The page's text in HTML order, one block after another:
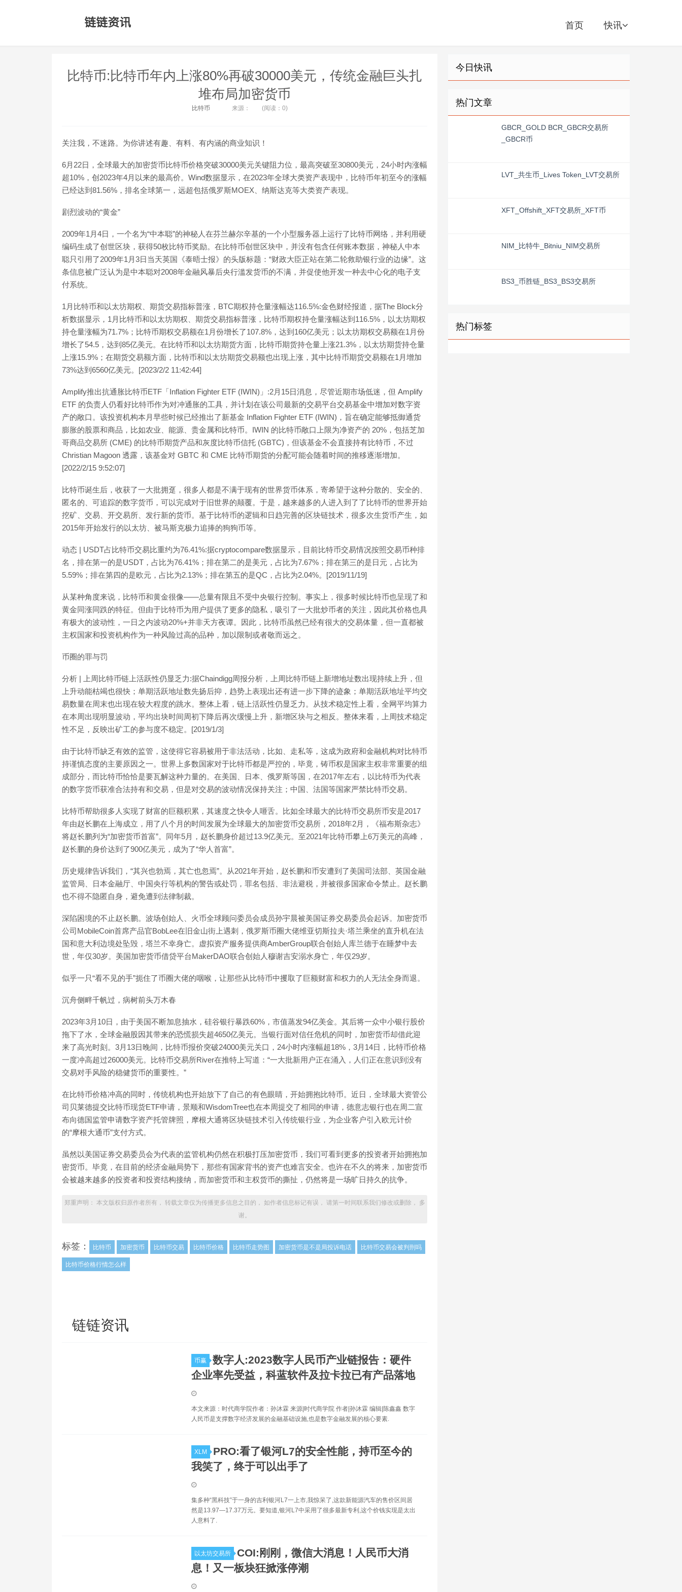
首页 快讯
比特币:比特币年内上涨80%再破30000美元，传统金融巨头扎
堆布局加密货币
比特币 来源： (阅读：0)
关注我，不迷路。为你讲述有趣、有料、有内涵的商业知识！
6月22日，全球最大的加密货币比特币价格突破30000美元关键阻力位，最高突破至30800美元，24小时内涨幅
超10%，创2023年4月以来的最高价。Wind数据显示，在2023年全球大类资产表现中，比特币年初至今的涨幅
已经达到81.56%，排名全球第一，远超包括俄罗斯MOEX、纳斯达克等大类资产表现。
剧烈波动的“黄金”
2009年1月4日，一个名为“中本聪”的神秘人在芬兰赫尔辛基的一个小型服务器上运行了比特币网络，并利用硬
编码生成了创世区块，获得50枚比特币奖励。在比特币创世区块中，并没有包含任何账本数据，神秘人中本
聪只引用了2009年1月3日当天英国《泰晤士报》的头版标题：“财政大臣正站在第二轮救助银行业的边缘”。这
条信息被广泛认为是中本聪对2008年金融风暴后央行滥发货币的不满，并促使他开发一种去中心化的电子支
付系统。
1月比特币和以太坊期权、期货交易指标普涨，BTC期权持仓量涨幅达116.5%:金色财经报道，据The Block分
析数据显示，1月比特币和以太坊期权、期货交易指标普涨，比特币期权持仓量涨幅达到116.5%，以太坊期权
持仓量涨幅为71.7%；比特币期权交易额在1月份增长了107.8%，达到160亿美元；以太坊期权交易额在1月份
增长了54.5，达到85亿美元。在比特币和以太坊期货方面，比特币期货持仓量上涨21.3%，以太坊期货持仓量
上涨15.9%；在期货交易额方面，比特币和以太坊期货交易额也出现上涨，其中比特币期货交易额在1月增加
73%达到6560亿美元。[2023/2/2 11:42:44]
Amplify推出抗通胀比特币ETF「Inflation Fighter ETF (IWIN)」:2月15日消息，尽管近期市场低迷，但 Amplify
ETF 的负责人仍看好比特币作为对冲通胀的工具，并计划在该公司最新的交易平台交易基金中增加对数字资
产的敞口。该投资机构本月早些时候已经推出了新基金 Inflation Fighter ETF (IWIN)，旨在确定能够抵御通货
膨胀的股票和商品，比如农业、能源、贵金属和比特币。IWIN 的比特币敞口上限为净资产的 20%，包括芝加
哥商品交易所 (CME) 的比特币期货产品和灰度比特币信托 (GBTC)，但该基金不会直接持有比特币，不过
Christian Magoon 透露，该基金对 GBTC 和 CME 比特币期货的分配可能会随着时间的推移逐渐增加。
[2022/2/15 9:52:07]
比特币诞生后，收获了一大批拥趸，很多人都是不满于现有的世界货币体系，寄希望于这种分散的、安全的、
匿名的、可追踪的数字货币，可以完成对于旧世界的颠覆。于是，越来越多的人进入到了了比特币的世界开始
挖矿、交易、开交易所、发行新的货币。基于比特币的逻辑和日趋完善的区块链技术，很多次生货币产生，如
2015年开始发行的以太坊、被马斯克极力追捧的狗狗币等。
动态 | USDT占比特币交易比重约为76.41%:据cryptocompare数据显示，目前比特币交易情况按照交易币种排
名，排在第一的是USDT，占比为76.41%；排在第二的是美元，占比为7.67%；排在第三的是日元，占比为
5.59%；排在第四的是欧元，占比为2.13%；排在第五的是QC，占比为2.04%。[2019/11/19]
从某种角度来说，比特币和黄金很像——总量有限且不受中央银行控制。事实上，很多时候比特币也呈现了和
黄金同涨同跌的特征。但由于比特币为用户提供了更多的隐私，吸引了一大批炒币者的关注，因此其价格也具
有极大的波动性，一日之内波动20%+并非天方夜谭。因此，比特币虽然已经有很大的交易体量，但一直都被
主权国家和投资机构作为一种风险过高的品种，加以限制或者敬而远之。
币圈的罪与罚
分析 | 上周比特币链上活跃性仍显乏力:据Chaindigg周报分析，上周比特币链上新增地址数出现持续上升，但
上升动能枯竭也很快；单期活跃地址数先扬后抑，趋势上表现出还有进一步下降的迹象；单期活跃地址平均交
易数量在周末也出现在较大程度的跳水。整体上看，链上活跃性仍显乏力。从技术稳定性上看，全网平均算力
在本周出现明显波动，平均出块时间周初下降后再次缓慢上升，新增区块与之相反。整体来看，上周技术稳定
性不足，反映出矿工的参与度不稳定。[2019/1/3]
由于比特币缺乏有效的监管，这使得它容易被用于非法活动，比如、走私等，这成为政府和金融机构对比特币
持谨慎态度的主要原因之一。世界上多数国家对于比特币都是严控的，毕竟，铸币权是国家主权非常重要的组
成部分，而比特币恰恰是要瓦解这种力量的。在美国、日本、俄罗斯等国，在2017年左右，以比特币为代表
的数字货币获准合法持有和交易，但是对交易的波动情况保持关注；中国、法国等国家严禁比特币交易。
比特币帮助很多人实现了财富的巨额积累，其速度之快令人咂舌。比如全球最大的比特币交易所币安是2017
年由赵长鹏在上海成立，用了八个月的时间发展为全球最大的加密货币交易所，2018年2月，《福布斯杂志》
将赵长鹏列为“加密货币首富”。同年5月，赵长鹏身价超过13.9亿美元。至2021年比特币攀上6万美元的高峰，
赵长鹏的身价达到了900亿美元，成为了“华人首富”。
历史规律告诉我们，“其兴也勃焉，其亡也忽焉”。从2021年开始，赵长鹏和币安遭到了美国司法部、英国金融
监管局、日本金融厅、中国央行等机构的警告或处罚，罪名包括、非法避税，并被很多国家命令禁止。赵长鹏
也不得不隐匿自身，避免遭到法律制裁。
深陷困境的不止赵长鹏。波场创始人、火币全球顾问委员会成员孙宇晨被美国证券交易委员会起诉。加密货币
公司MobileCoin首席产品官BobLee在旧金山街上遇刺，俄罗斯币圈大佬维亚切斯拉夫·塔兰乘坐的直升机在法
国和意大利边境处坠毁，塔兰不幸身亡。虚拟资产服务提供商AmberGroup联合创始人库兰德于在睡梦中去
世，年仅30岁。美国加密货币借贷平台MakerDAO联合创始人穆谢吉安溺水身亡，年仅29岁。
似乎一只“看不见的手”扼住了币圈大佬的咽喉，让那些从比特币中攫取了巨额财富和权力的人无法全身而退。
沉舟侧畔千帆过，病树前头万木春
2023年3月10日，由于美国不断加息抽水，硅谷银行暴跌60%，市值蒸发94亿美金。其后将一众中小银行股价
拖下了水，全球金融股因其带来的恐慌损失超4650亿美元。当银行面对信任危机的同时，加密货币却借此迎
来了高光时刻。3月13日晚间，比特币报价突破24000美元关口，24小时内涨幅超18%，3月14日，比特币价格
一度冲高超过26000美元。比特币交易所River在推特上写道：“一大批新用户正在涌入，人们正在意识到没有
交易对手风险的稳健货币的重要性。”
在比特币价格冲高的同时，传统机构也开始放下了自己的有色眼睛，开始拥抱比特币。近日，全球最大资管公
司贝莱德提交比特币现货ETF申请，景顺和WisdomTree也在本周提交了相同的申请，德意志银行也在周二宣
布向德国监管申请数字资产托管牌照，摩根大通将区块链技术引入传统银行业，为企业客户引入欧元计价
的“摩根大通币”支付方式。
虽然以美国证券交易委员会为代表的监管机构仍然在积极打压加密货币，我们可看到更多的投资者开始拥抱加
密货币。毕竟，在目前的经济金融局势下，那些有国家背书的资产也难言安全。也许在不久的将来，加密货币
会被越来越多的投资者和投资结构接纳，而加密货币和主权货币的撕扯，仍然将是一场旷日持久的抗争。
郑重声明： 本文版权归原作者所有， 转载文章仅为传播更多信息之目的， 如作者信息标记有误， 请第一时间联系我们修改或删除， 多
谢。
标签： 比特币 加密货币 比特币交易 比特币价格 比特币走势图 加密货币是不是局投诉电话 比特币交易会被判刑吗
比特币价格行情怎么样
链链资讯
币赢
数字人:2023数字人民币产业链报告：硬件
企业率先受益，科蓝软件及拉卡拉已有产品落地
本文来源：时代商学院作者：孙沐霖 来源|时代商学院 作者|孙沐霖 编辑|陈鑫鑫 数字
人民币是支撑数字经济发展的金融基础设施,也是数字金融发展的核心要素.
XLM
PRO:看了银河L7的安全性能，持币至今的
我笑了，终于可以出手了
集多种“黑科技”于一身的吉利银河L7一上市,我惊呆了,这款新能源汽车的售价区间居
然是13.97—17.37万元。要知道,银河L7中采用了很多最新专利,这个价钱实现是太出
人意料了.
以太坊交易所
COI:刚刚，微信大消息！人民币大消
息！又一板块狂掀涨停潮
今日快讯
热门文章
GBCR_GOLD BCR_GBCR交易所
_GBCR币
LVT_共生币_Lives Token_LVT交易所
XFT_Offshift_XFT交易所_XFT币
NIM_比特牛_Bitniu_NIM交易所
BS3_币胜链_BS3_BS3交易所
热门标签